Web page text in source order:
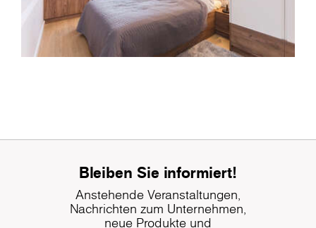
Bleiben Sie informiert!
Anstehende Veranstaltungen,
Nachrichten zum Unternehmen,
neue Produkte und